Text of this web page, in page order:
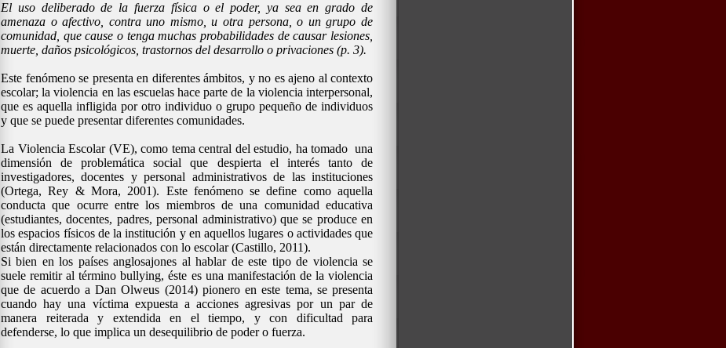
El uso deliberado de la fuerza física o el poder, ya sea en grado de
amenaza o afectivo, contra uno mismo, u otra persona, o un grupo de
comunidad, que cause o tenga muchas probabilidades de causar lesiones,
muerte, daños psicológicos, trastornos del desarrollo o privaciones (p. 3).
Este fenómeno se presenta en diferentes ámbitos, y no es ajeno al contexto
escolar; la violencia en las escuelas hace parte de la violencia interpersonal,
que es aquella infligida por otro individuo o grupo pequeño de individuos
y que se puede presentar diferentes comunidades.
La Violencia Escolar (VE), como tema central del estudio, ha tomado una
dimensión de problemática social que despierta el interés tanto de
investigadores, docentes y personal administrativos de las instituciones
(Ortega, Rey & Mora, 2001). Este fenómeno se define como aquella
conducta que ocurre entre los miembros de una comunidad educativa
(estudiantes, docentes, padres, personal administrativo) que se produce en
los espacios físicos de la institución y en aquellos lugares o actividades que
están directamente relacionados con lo escolar (Castillo, 2011).
Si bien en los países anglosajones al hablar de este tipo de violencia se
suele remitir al término bullying, éste es una manifestación de la violencia
que de acuerdo a Dan Olweus (2014) pionero en este tema, se presenta
cuando hay una víctima expuesta a acciones agresivas por un par de
manera reiterada y extendida en el tiempo, y con dificultad para
defenderse, lo que implica un desequilibrio de poder o fuerza.